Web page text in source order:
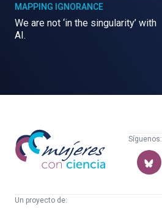
MAPPING IGNORANCE
We are not ‘in the singularity’ with
AI.
Mujeres
con
ciencia
Síguenos:
Un proyecto de: